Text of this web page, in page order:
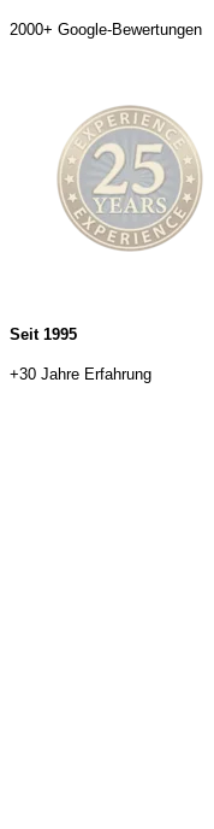
2000+ Google-Bewertungen
Seit 1995
+30 Jahre Erfahrung